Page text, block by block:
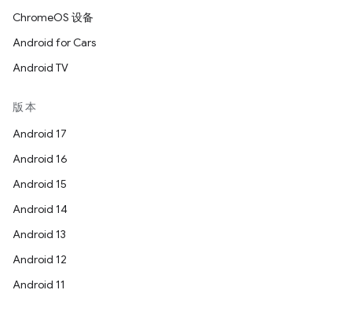
ChromeOS 设备
Android for Cars
Android TV
版本
Android 17
Android 16
Android 15
Android 14
Android 13
Android 12
Android 11